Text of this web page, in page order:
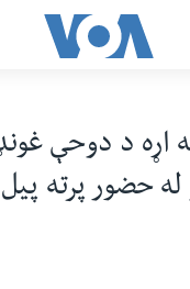
اړه د دوحې
حضور پرته